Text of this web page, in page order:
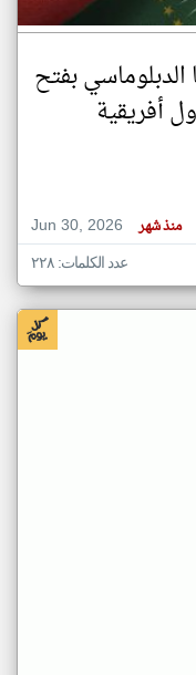
بفتح
Jun 30, 2026
منذ شهر
عدد الكلمات: ٢٢٨